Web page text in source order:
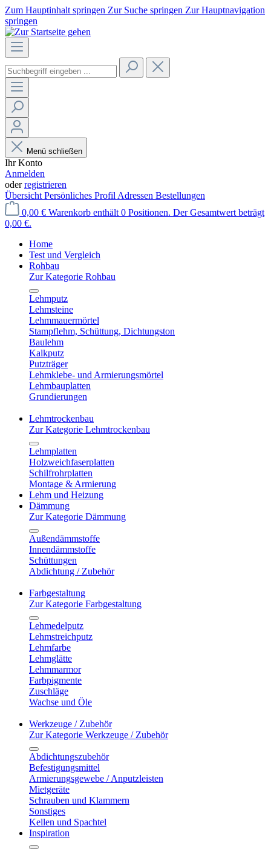
Zum Hauptinhalt springen Zur Suche springen Zur Hauptnavigation
springen
Menü schließen
Ihr Konto
Anmelden
oderregistrieren
Übersicht Persönliches Profil Adressen Bestellungen
0,00 € Warenkorb enthält 0 Positionen. Der Gesamtwert beträgt
0,00 €.
Home
Test und Vergleich
Rohbau
Zur Kategorie Rohbau
Lehmputz
Lehmsteine
Lehmmauermörtel
Stampflehm, Schüttung, Dichtungston
Baulehm
Kalkputz
Putzträger
Lehmklebe- und Armierungsmörtel
Lehmbauplatten
Grundierungen
Lehmtrockenbau
Zur Kategorie Lehmtrockenbau
Lehmplatten
Holzweichfaserplatten
Schilfrohrplatten
Montage & Armierung
Lehm und Heizung
Dämmung
Zur Kategorie Dämmung
Außendämmstoffe
Innendämmstoffe
Schüttungen
Abdichtung / Zubehör
Farbgestaltung
Zur Kategorie Farbgestaltung
Lehmedelputz
Lehmstreichputz
Lehmfarbe
Lehmglätte
Lehmmarmor
Farbpigmente
Zuschläge
Wachse und Öle
Werkzeuge / Zubehör
Zur Kategorie Werkzeuge / Zubehör
Abdichtungszubehör
Befestigungsmittel
Armierungsgewebe / Anputzleisten
Mietgeräte
Schrauben und Klammern
Sonstiges
Kellen und Spachtel
Inspiration